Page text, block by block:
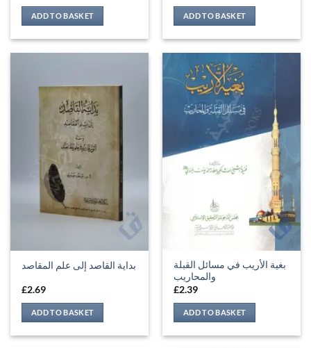
ADD TO BASKET ADD TO BASKET
بداية القاصد إلى علم المقاصد
£2.69
ADD TO BASKET
بغية الأريب في مسائل القبلة
والمحاريب
£2.39
ADD TO BASKET